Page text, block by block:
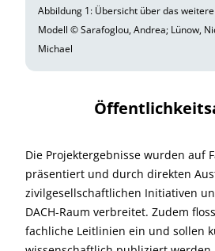
Abbildung 1: Übersicht über das
Modell © Sarafoglou, Andrea; Lünow,
Michael
Die Projektergebnisse wurden auf
präsentiert und durch direkten
zivilgesellschaftlichen Initiativen
DACH-Raum verbreitet. Zudem
fachliche Leitlinien ein und sollen